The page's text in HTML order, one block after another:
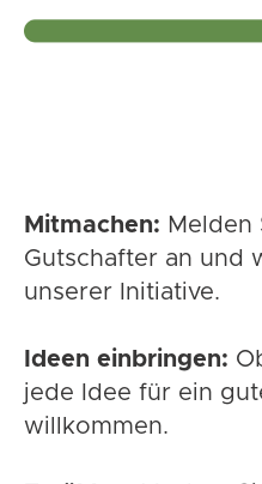
Mitmachen: Melden
Gutschafter an und
unserer Initiative.
Ideen einbringen:
jede Idee für ein
willkommen.